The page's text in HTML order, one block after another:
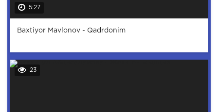
5:27
Baxtiyor Mavlonov - Qadrdonim
23